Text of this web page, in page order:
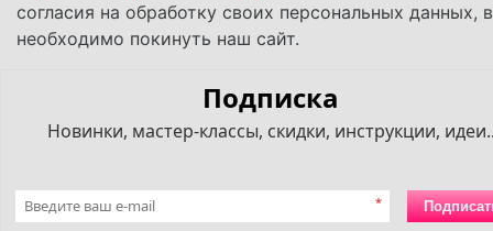
согласия на обработку своих персональных данных,
необходимо покинуть наш сайт.
Подписка
Новинки, мастер-классы, скидки, инструкции,
*